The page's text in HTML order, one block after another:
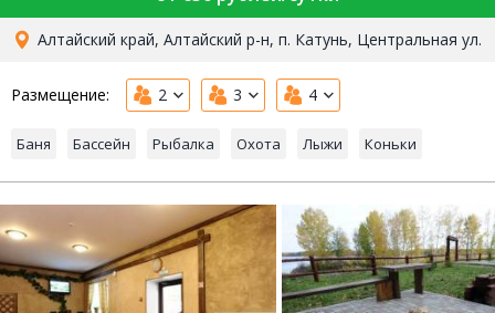
Алтайский край, Алтайский р-н, п. Катунь, Центральная ул.
Размещение: 2 3 4
Баня Бассейн Рыбалка Охота Лыжи Коньки